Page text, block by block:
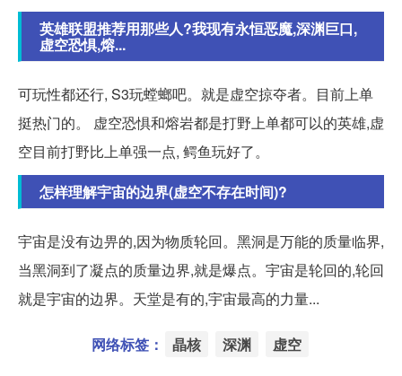
英雄联盟推荐用那些人?我现有永恒恶魔,深渊巨口,
虚空恐惧,熔...
可玩性都还行, S3玩螳螂吧。就是虚空掠夺者。目前上单
挺热门的。 虚空恐惧和熔岩都是打野上单都可以的英雄,虚
空目前打野比上单强一点, 鳄鱼玩好了。
怎样理解宇宙的边界(虚空不存在时间)?
宇宙是没有边畀的,因为物质轮回。黑洞是万能的质量临界,
当黑洞到了凝点的质量边界,就是爆点。宇宙是轮回的,轮回
就是宇宙的边界。天堂是有的,宇宙最高的力量...
网络标签： 晶核 深渊 虚空